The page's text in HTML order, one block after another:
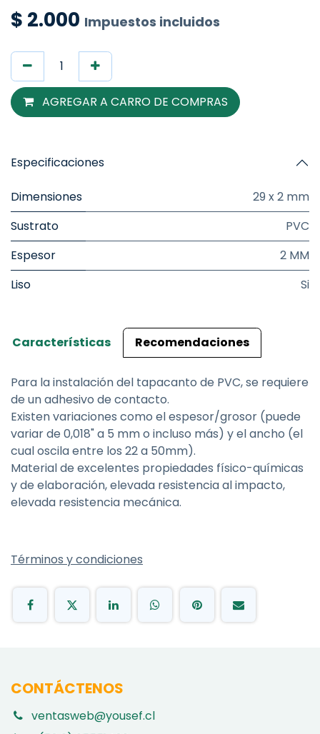
$ 2.000 Impuestos incluidos
AGREGAR A CARRO DE COMPRAS
Especificaciones
Dimensiones
29 x 2 mm
Sustrato
PVC
Espesor
2 MM
Liso
Si
Características Recomendaciones
Para la instalación del tapacanto de PVC, se requiere
de un adhesivo de contacto.
Existen variaciones como el espesor/grosor (puede
variar de 0,018" a 5 mm o incluso más) y el ancho (el
cual oscila entre los 22 a 50mm).
Material de excelentes propiedades físico-químicas
y de elaboración, elevada resistencia al impacto,
elevada resistencia mecánica.
Términos y condiciones
CONTÁCTENOS
ventasweb@yousef.cl